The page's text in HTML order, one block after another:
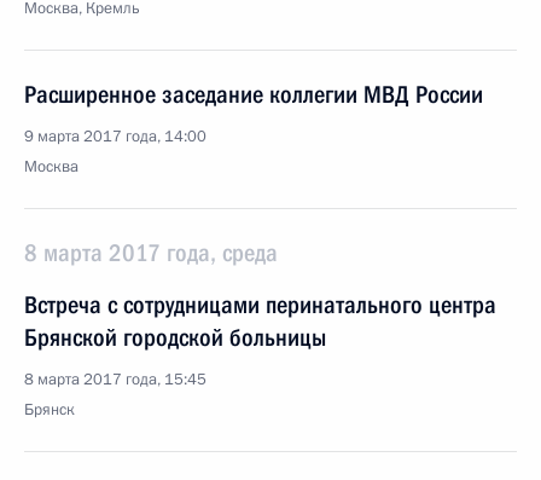
Москва, Кремль
Расширенное заседание коллегии МВД России
9 марта 2017 года, 14:00
Москва
8 марта 2017 года, среда
Встреча с сотрудницами перинатального центра
Брянской городской больницы
8 марта 2017 года, 15:45
Брянск